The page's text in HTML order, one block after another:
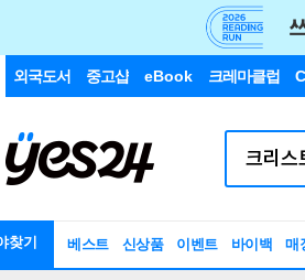
외국도서 중고샵 eBook 크레마클럽
찾기 베스트 신상품 이벤트 바이백 매